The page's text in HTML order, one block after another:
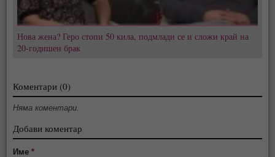
Нова жена? Геро стопи 50 кила, подмлади се и сложи край на
20-годишен брак
Коментари (0)
Няма коментари.
Добави коментар
Име*